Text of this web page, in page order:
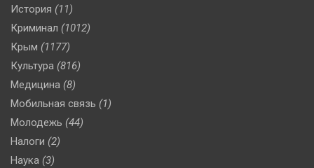
История (11)
Криминал (1012)
Крым (1177)
Культура (816)
Медицина (8)
Мобильная связь (1)
Молодежь (44)
Налоги (2)
Наука (3)